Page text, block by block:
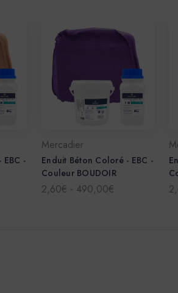
-
Mercadier
Enduit Béton Coloré - EBC -
Couleur BOUDOIR
2,60€ - 490,00€